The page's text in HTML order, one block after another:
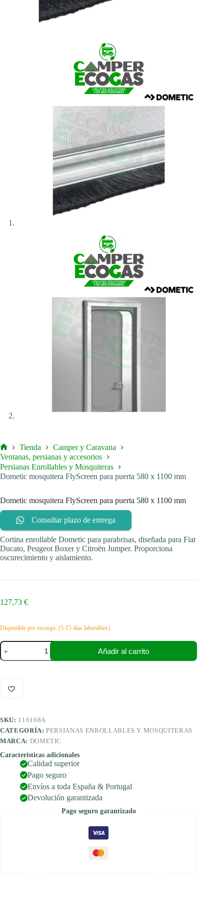
Inicio
Tienda
Camper y Caravana
Ventanas, persianas y accesorios
Persianas Enrollables y Mosquiteras
Dometic mosquitera FlyScreen para puerta 580 x 1100 mm
Dometic mosquitera FlyScreen para puerta 580 x 1100 mm
Consultar plazo de entrega
Cortina enrollable Dometic para parabrisas, diseñada para Fiat
Ducato, Peugeot Boxer y Citroën Jumper. Proporciona
oscurecimiento y aislamiento.
127,73 €
Disponible por encargo. (5-15 días laborables)
Dometic
mosquitera
FlyScreen
puerta
580
x
cantidad
Añadir al carrito
SKU: 116168A
CATEGORÍA:PERSIANAS ENROLLABLES Y MOSQUITERAS
MARCA: DOMETIC
Características adicionales
Calidad superior
Pago seguro
Envíos a toda España & Portugal
Devolución garantizada
Pago seguro garantizado